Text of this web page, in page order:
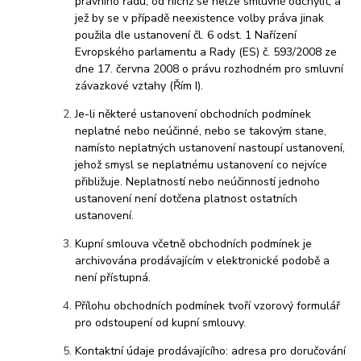
jež by se v případě neexistence volby práva jinak
použila dle ustanovení čl. 6 odst. 1 Nařízení
Evropského parlamentu a Rady (ES) č. 593/2008 ze
dne 17. června 2008 o právu rozhodném pro smluvní
závazkové vztahy (Řím I).
Je-li některé ustanovení obchodních podmínek
neplatné nebo neúčinné, nebo se takovým stane,
namísto neplatných ustanovení nastoupí ustanovení,
jehož smysl se neplatnému ustanovení co nejvíce
přibližuje. Neplatností nebo neúčinností jednoho
ustanovení není dotčena platnost ostatních
ustanovení.
Kupní smlouva včetně obchodních podmínek je
archivována prodávajícím v elektronické podobě a
není přístupná.
Přílohu obchodních podmínek tvoří vzorový formulář
pro odstoupení od kupní smlouvy.
Kontaktní údaje prodávajícího: adresa pro doručování